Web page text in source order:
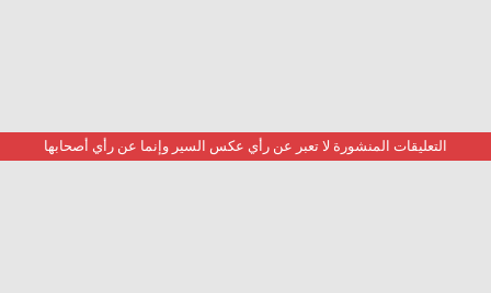
التعليقات المنشورة لا تعبر عن رأي عكس السير وإنما عن رأي أصحابها